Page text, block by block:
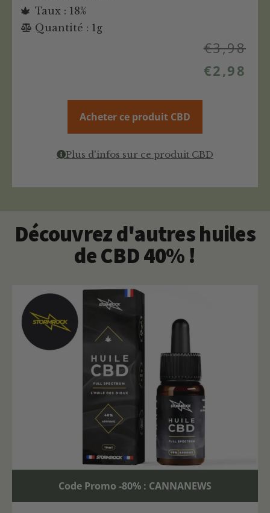
Taux : 18%
Quantité : 1g
€3,98
€2,98
Acheter ce produit CBD
Plus d'infos sur ce produit CBD
Découvrez d'autres huiles
de CBD 40% !
Code Promo -80% : CANNANEWS